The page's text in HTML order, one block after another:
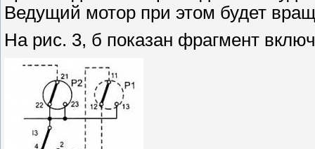
Ведущий мотор при этом будет
На рис. 3, б показан фрагмент